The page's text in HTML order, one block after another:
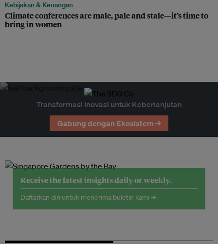
Kebijakan & Keuangan
Climate conferences are male, pale and stale—it’s time to
bring in women
Transformasi Inovasi untuk Keberlanjutan
Gabung dengan Ekosistem →
Receive the latest insights daily or weekly.
Daftarkan diri untuk menerima buletin kami →